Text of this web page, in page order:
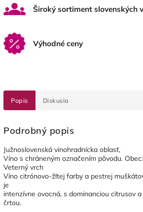
Široký sortiment slovenských
Výhodné ceny
Popis Diskusia
Podrobný popis
Južnoslovenská vinohradnícka oblasť,
Víno s chráneným označením pôvodu.
Veterný vrch
Víno citrónovo-žltej farby a pestrej
je
intenzívne ovocná, s dominanciou citrusov
črtou.